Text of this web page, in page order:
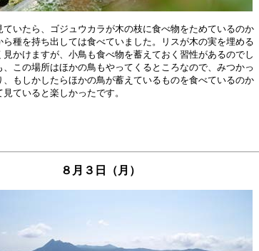
ていたら、ゴジュウカラが木の枝に食べ物をためているのか
ら種を持ち出しては食べていました。リスが木の実を埋める
見かけますが、小鳥も食べ物を蓄えておく習性があるのでし
、この場所はほかの鳥もやってくるところなので、みつかっ
、もしかしたらほかの鳥が蓄えているものを食べているのか
８月３日（月）